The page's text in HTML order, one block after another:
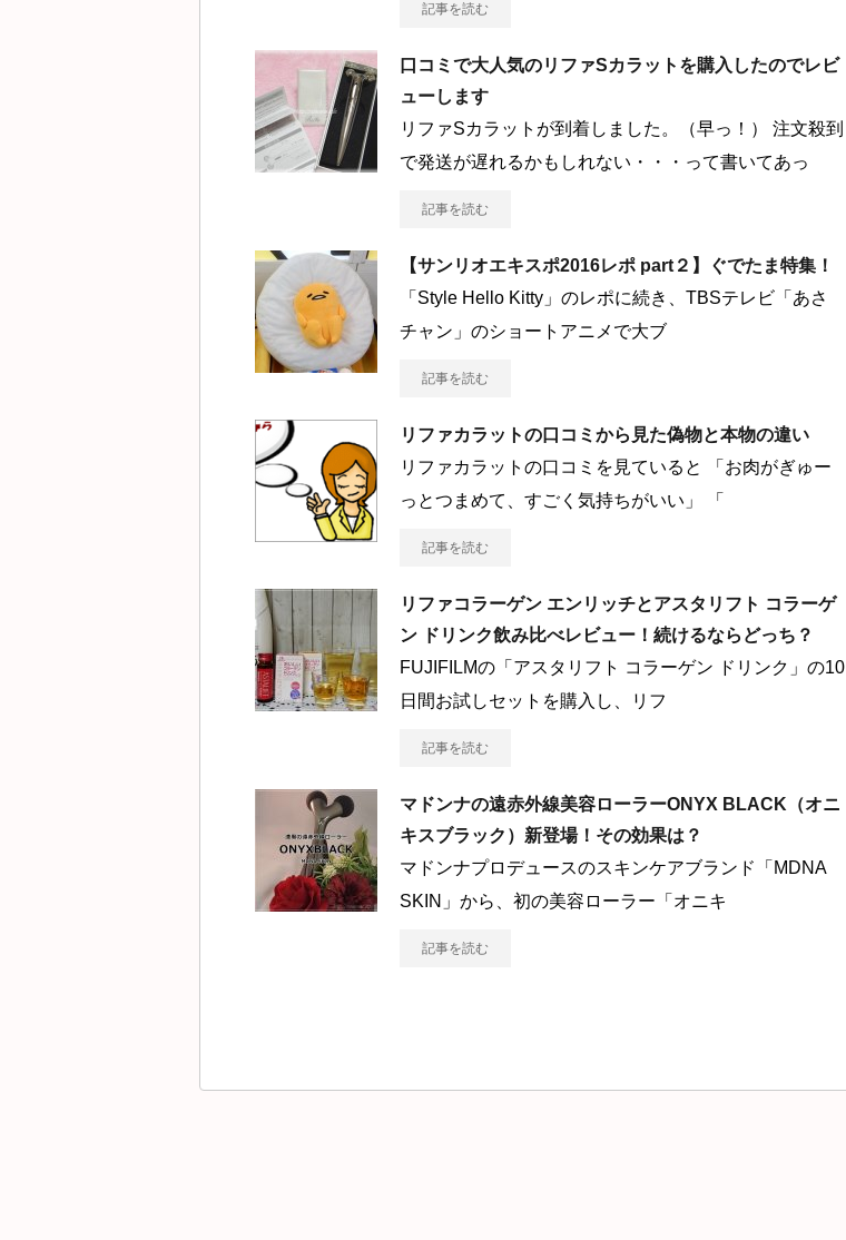
記事を読む
口コミで大人気のリファSカラットを購入したのでレビ
ューします
リファSカラットが到着しました。（早っ！） 注文殺到
で発送が遅れるかもしれない・・・って書いてあっ
記事を読む
【サンリオエキスポ2016レポ part２】ぐでたま特集！
「Style Hello Kitty」のレポに続き、TBSテレビ「あさ
チャン」のショートアニメで大ブ
記事を読む
リファカラットの口コミから見た偽物と本物の違い
リファカラットの口コミを見ていると 「お肉がぎゅー
っとつまめて、すごく気持ちがいい」 「
記事を読む
リファコラーゲン エンリッチとアスタリフト コラーゲ
ン ドリンク飲み比べレビュー！続けるならどっち？
FUJIFILMの「アスタリフト コラーゲン ドリンク」の10
日間お試しセットを購入し、リフ
記事を読む
マドンナの遠赤外線美容ローラーONYX BLACK（オニ
キスブラック）新登場！その効果は？
マドンナプロデュースのスキンケアブランド「MDNA
SKIN」から、初の美容ローラー「オニキ
記事を読む